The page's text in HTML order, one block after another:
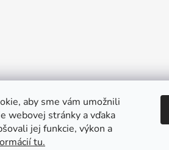
aby sme vám umožnili
webovej stránky a vďaka
jej funkcie, výkon a
tu.